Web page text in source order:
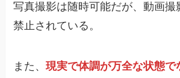
写真撮影は随時可能だが、動画撮
禁止されている。
また、現実で体調が万全な状態で